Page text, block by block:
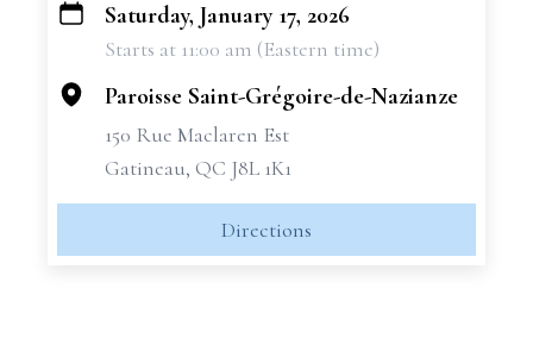
+
Saturday, January 17, 2026
Starts at 11:00 am (Eastern time)
Paroisse Saint-Grégoire-de-Nazianze
150 Rue Maclaren Est
Gatineau, QC J8L 1K1
Directions